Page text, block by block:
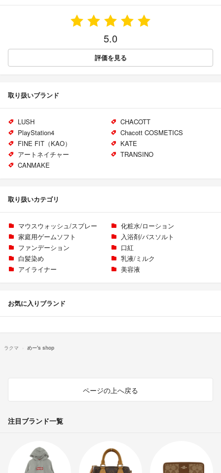
5.0
評価を見る
取り扱いブランド
LUSH
CHACOTT
PlayStation4
Chacott COSMETICS
FINE FIT（KAO）
KATE
アートネイチャー
TRANSINO
CANMAKE
取り扱いカテゴリ
マウスウォッシュ/スプレー
化粧水/ローション
家庭用ゲームソフト
入浴剤/バスソルト
ファンデーション
口紅
白髪染め
乳液/ミルク
アイライナー
美容液
お気に入りブランド
ラクマ めー's shop
ページの上へ戻る
注目ブランド一覧